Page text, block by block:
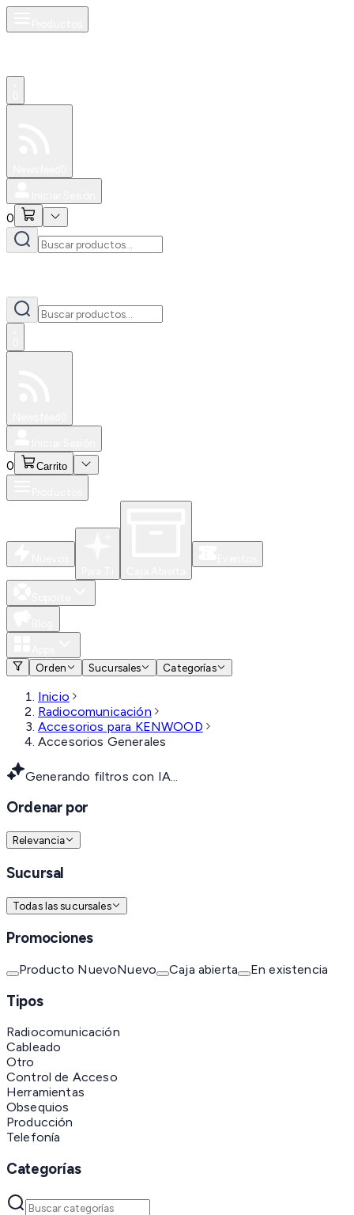
0
0 Carrito
Orden
Sucursales Categorías
Inicio
Radiocomunicación
Accesorios para KENWOOD
Accesorios Generales
Generando filtros con IA...
Ordenar por
Relevancia
Sucursal
Todas las sucursales
Promociones
Producto NuevoNuevo Caja abierta En existencia
Tipos
Radiocomunicación
Cableado
Otro
Control de Acceso
Herramientas
Obsequios
Producción
Telefonía
Categorías